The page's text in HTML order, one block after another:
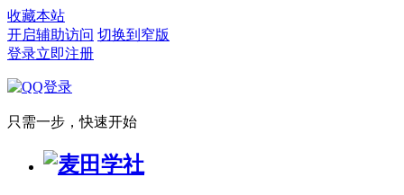
收藏本站
开启辅助访问 切换到窄版
登录立即注册
只需一步，快速开始